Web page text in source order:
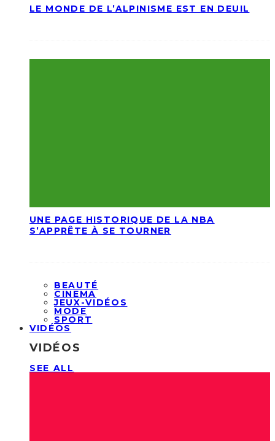
LE MONDE DE L’ALPINISME EST EN DEUIL
UNE PAGE HISTORIQUE DE LA NBA
S’APPRÊTE À SE TOURNER
BEAUTÉ
CINEMA
JEUX-VIDÉOS
MODE
SPORT
VIDÉOS
VIDÉOS
SEE ALL